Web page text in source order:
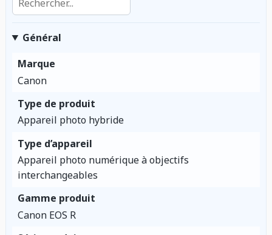
Général
Marque
Canon
Type de produit
Appareil photo hybride
Type d’appareil
Appareil photo numérique à objectifs
interchangeables
Gamme produit
Canon EOS R